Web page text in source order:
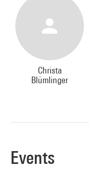
Christa
Blümlinger
Events